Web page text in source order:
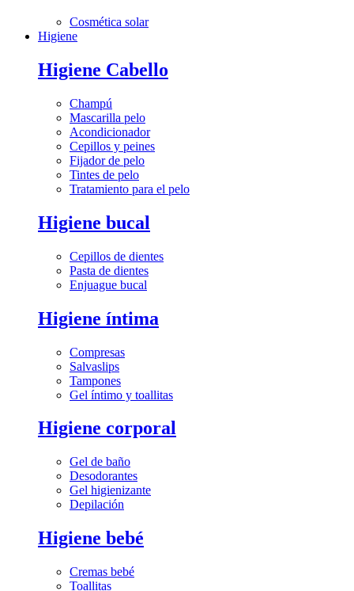
Cosmética solar
Higiene
Higiene Cabello
Champú
Mascarilla pelo
Acondicionador
Cepillos y peines
Fijador de pelo
Tintes de pelo
Tratamiento para el pelo
Higiene bucal
Cepillos de dientes
Pasta de dientes
Enjuague bucal
Higiene íntima
Compresas
Salvaslips
Tampones
Gel íntimo y toallitas
Higiene corporal
Gel de baño
Desodorantes
Gel higienizante
Depilación
Higiene bebé
Cremas bebé
Toallitas